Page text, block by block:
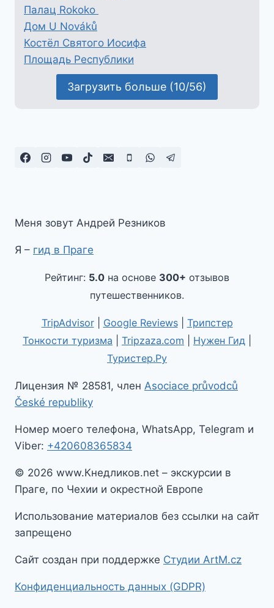
Палац Rokoko
Дом U Nováků
Костёл Святого Иосифа
Площадь Республики
Загрузить больше (10/56)
Меня зовут Андрей Резников
Я – гид в Праге
Рейтинг: 5.0 на основе 300+ отзывов
путешественников.
TripAdvisor| Google Reviews| Трипстер
Тонкости туризма
Tripzaza.com Нужен Гид
Туристер.Ру
Лицензия № 28581, член Asociace průvodců
České republiky
Номер моего телефона, WhatsApp, Telegram и
Viber: +420608365834
© 2026 www.Кнедликов.net – экскурсии в
Праге, по Чехии и окрестной Европе
Использование материалов без ссылки на сайт
запрещено
Сайт создан при поддержке Студии ArtM.cz
Конфиденциальность данных (GDPR)